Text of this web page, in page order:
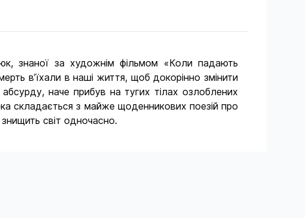
знаної за художнім фільмом «Коли падають
в’їхали в наші життя, щоб докорінно змінити
наче прибув на тугих тілах озлоблених
складається з майже щоденникових поезій про
світ одночасно.